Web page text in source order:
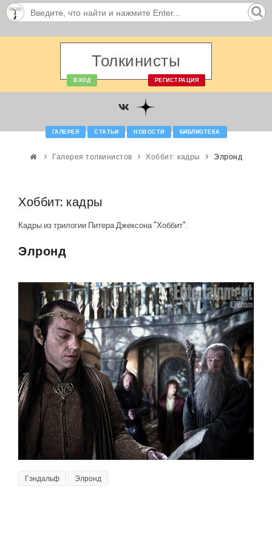
Толкинисты
ВХОД РЕГИСТРАЦИЯ
ГАЛЕРЕЯ СТАТЬИ НОВОСТИ БИБЛИОТЕКА
Галерея толкинистов Хоббит: кадры Элронд
Хоббит: кадры
Кадры из трилогии Питера Джексона "Хоббит".
Элронд
Гэндальф Элронд